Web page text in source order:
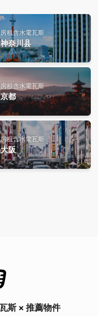
房租含水電瓦斯
神奈川县
房租含水電瓦斯
京都
房租含水電瓦斯
大阪
斯 × 推薦物件